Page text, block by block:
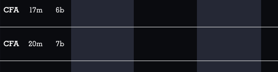
CFA 17m 6b
CFA 20m 7b